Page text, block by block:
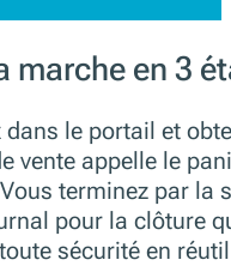
marche en 3
le portail et
vente appelle le
terminez par la
pour la clôture
sécurité en